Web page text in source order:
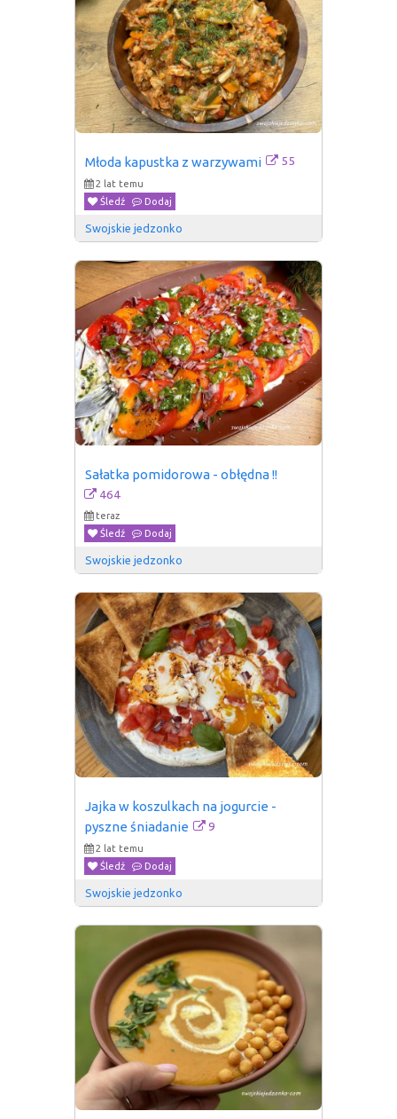
Młoda kapustka z warzywami 55
2 lat temu
Śledź
Dodaj
Swojskie jedzonko
Sałatka pomidorowa - obłędna !!
464
teraz
Śledź
Dodaj
Swojskie jedzonko
Jajka w koszulkach na jogurcie -
pyszne śniadanie
9
2 lat temu
Śledź
Dodaj
Swojskie jedzonko